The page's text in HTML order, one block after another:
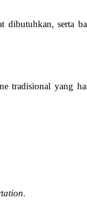
dibutuhkan, serta
tradisional yang
.